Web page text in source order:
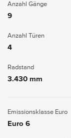
Anzahl Gänge
9
Anzahl Türen
4
Radstand
3.430 mm
Emissionsklasse Euro
Euro 6